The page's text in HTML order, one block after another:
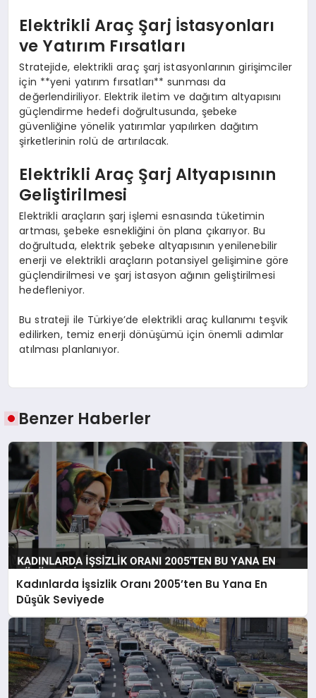
Elektrikli Araç Şarj İstasyonları
ve Yatırım Fırsatları
Stratejide, elektrikli araç şarj istasyonlarının girişimciler
için **yeni yatırım fırsatları** sunması da
değerlendiriliyor. Elektrik iletim ve dağıtım altyapısını
güçlendirme hedefi doğrultusunda, şebeke
güvenliğine yönelik yatırımlar yapılırken dağıtım
şirketlerinin rolü de artırılacak.
Elektrikli Araç Şarj Altyapısının
Geliştirilmesi
Elektrikli araçların şarj işlemi esnasında tüketimin
artması, şebeke esnekliğini ön plana çıkarıyor. Bu
doğrultuda, elektrik şebeke altyapısının yenilenebilir
enerji ve elektrikli araçların potansiyel gelişimine göre
güçlendirilmesi ve şarj istasyon ağının geliştirilmesi
hedefleniyor.
Bu strateji ile Türkiye’de elektrikli araç kullanımı teşvik
edilirken, temiz enerji dönüşümü için önemli adımlar
atılması planlanıyor.
Benzer Haberler
Kadınlarda İşsizlik Oranı 2005’ten Bu Yana En
Düşük Seviyede